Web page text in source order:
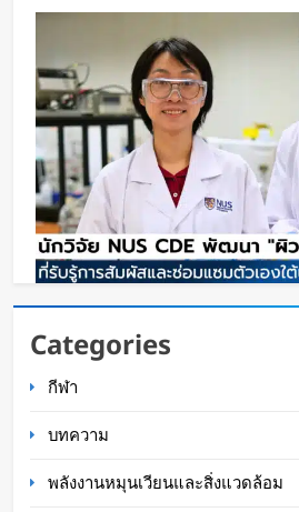
นักวิจัย NUS CDE พัฒนา “ผิวอิ
การสัมผัสและซ่อมแซมตัวเองใต้
Categories
กีฬา
บทความ
พลังงานหมุนเวียนและสิ่งแวดล้อม